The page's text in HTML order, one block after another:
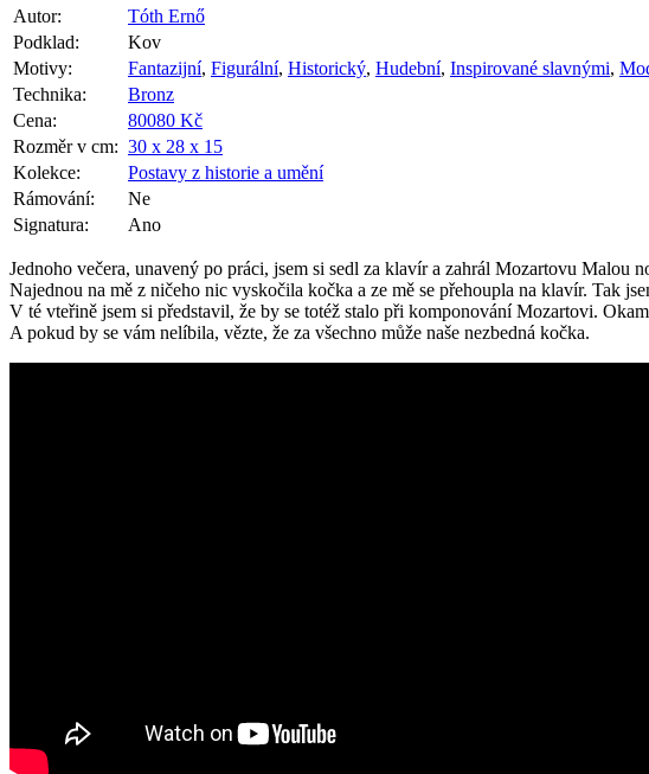
Autor:
Tóth Ernő
Podklad:
Kov
Motivy:
Fantazijní, Figurální, Historický, Hudební, Inspirované slavnými,
Technika:
Bronz
Cena:
80080 Kč
Rozměr v cm: 30 x 28 x 15
Kolekce:
Postavy z historie a umění
Rámování:
Ne
Signatura:
Ano
Jednoho večera, unavený po práci, jsem si sedl za klavír a zahrál Mozartovu Malou
Najednou na mě z ničeho nic vyskočila kočka a ze mě se přehoupla na klavír. Tak
V té vteřině jsem si představil, že by se totéž stalo při komponování Mozartovi.
A pokud by se vám nelíbila, vězte, že za všechno může naše nezbedná kočka.